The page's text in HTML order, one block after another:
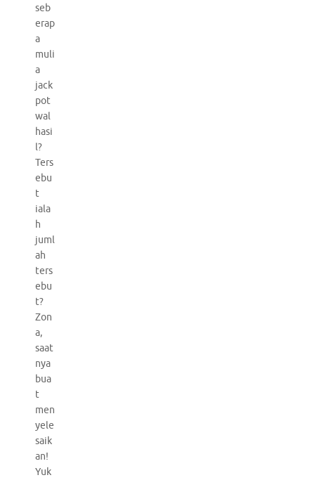
seb
erap
a
muli
a
jack
pot
wal
hasi
l?
Ters
ebu
t
iala
h
juml
ah
ters
ebu
t?
Zon
a,
saat
nya
bua
t
men
yele
saik
an!
Yuk